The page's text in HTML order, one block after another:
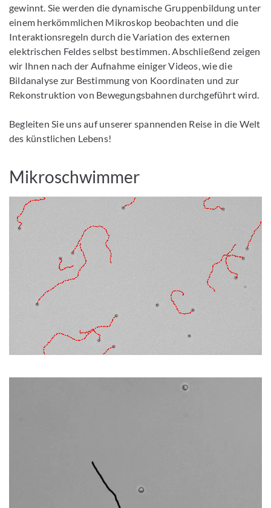
gewinnt. Sie werden die dynamische Gruppenbildung unter
einem herkömmlichen Mikroskop beobachten und die
Interaktionsregeln durch die Variation des externen
elektrischen Feldes selbst bestimmen. Abschließend zeigen
wir Ihnen nach der Aufnahme einiger Videos, wie die
Bildanalyse zur Bestimmung von Koordinaten und zur
Rekonstruktion von Bewegungsbahnen durchgeführt wird.
Begleiten Sie uns auf unserer spannenden Reise in die Welt
des künstlichen Lebens!
Mikroschwimmer